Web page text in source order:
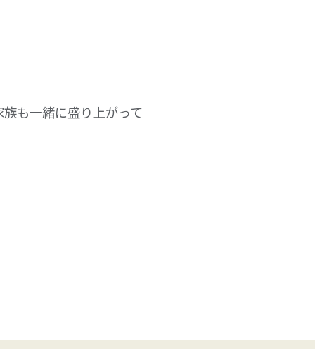
も一緒に盛り上がって